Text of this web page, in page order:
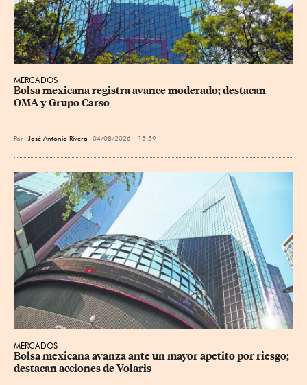
MERCADOS
Bolsa mexicana registra avance moderado; destacan
OMA y Grupo Carso
Por José Antonio Rivera 04/08/2026 - 15:59
MERCADOS
Bolsa mexicana avanza ante un mayor apetito por riesgo;
destacan acciones de Volaris